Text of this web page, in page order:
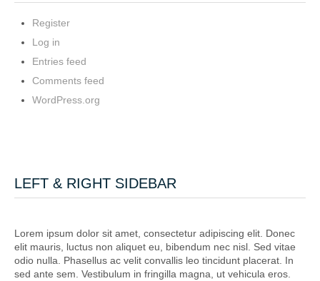
Register
Log in
Entries feed
Comments feed
WordPress.org
LEFT & RIGHT SIDEBAR
Lorem ipsum dolor sit amet, consectetur adipiscing elit. Donec
elit mauris, luctus non aliquet eu, bibendum nec nisl. Sed vitae
odio nulla. Phasellus ac velit convallis leo tincidunt placerat. In
sed ante sem. Vestibulum in fringilla magna, ut vehicula eros.